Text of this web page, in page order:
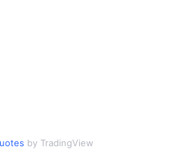
by TradingView